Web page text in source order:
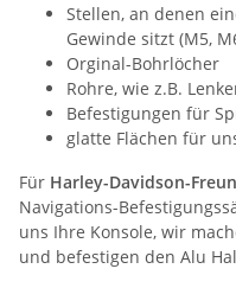
Stellen, an denen
Gewinde sitzt (M5,
Orginal-Bohrlöcher
Rohre, wie z.B.
Befestigungen für
glatte Flächen für
Für Harley-Davidson-
Navigations-
uns Ihre Konsole, wir
und befestigen den Alu